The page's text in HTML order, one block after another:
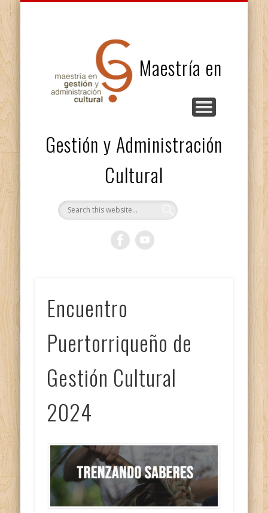
Maestría en
Gestión y Administración
Cultural
Encuentro
Puertorriqueño de
Gestión Cultural
2024